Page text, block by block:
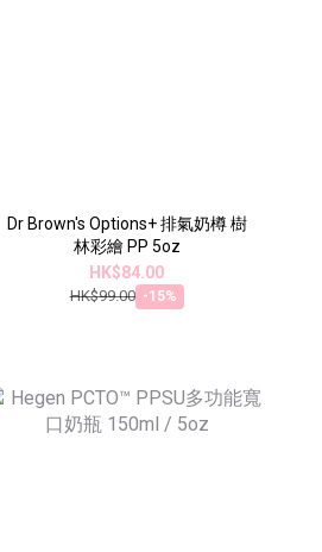
Dr Brown's Options+ 排氣奶樽 樹
林彩繪 PP 5oz
HK$84.00
HK$99.00 -15%